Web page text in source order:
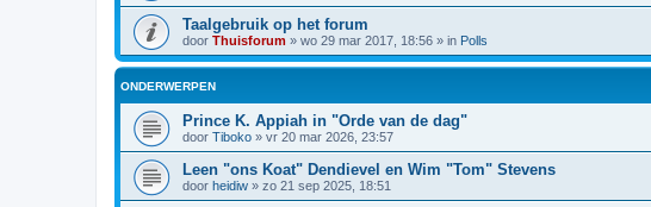
Taalgebruik op het forum
door Thuisforum » wo 29 mar 2017, 18:56 » in Polls
ONDERWERPEN
Prince K. Appiah in "Orde van de dag"
door Tiboko » vr 20 mar 2026, 23:57
Leen "ons Koat" Dendievel en Wim "Tom" Stevens
door heidiw » zo 21 sep 2025, 18:51